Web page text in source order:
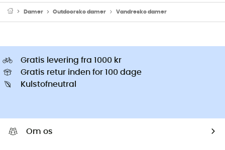
Damer Outdoorsko damer Vandresko damer
Gratis levering fra 1000 kr
Gratis retur inden for 100 dage
Kulstofneutral
Om os